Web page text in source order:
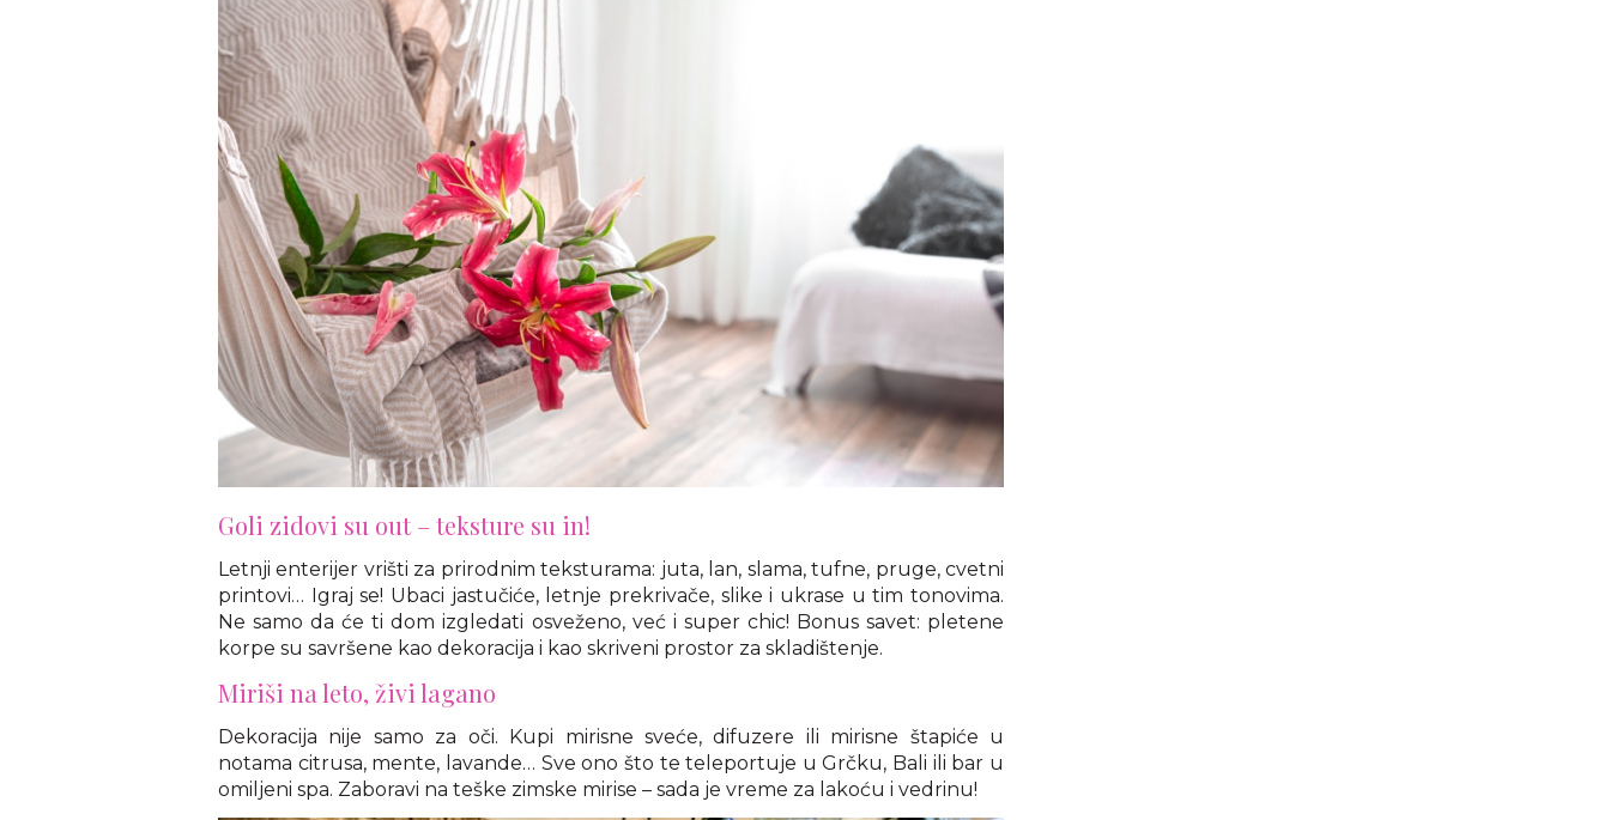
Goli zidovi su out – teksture su in!
Letnji enterijer vrišti za prirodnim teksturama: juta, lan, slama, tufne, pruge, cvetni
printovi… Igraj se! Ubaci jastučiće, letnje prekrivače, slike i ukrase u tim tonovima.
Ne samo da će ti dom izgledati osveženo, već i super chic! Bonus savet: pletene
korpe su savršene kao dekoracija i kao skriveni prostor za skladištenje.
Miriši na leto, živi lagano
Dekoracija nije samo za oči. Kupi mirisne sveće, difuzere ili mirisne štapiće u
notama citrusa, mente, lavande… Sve ono što te teleportuje u Grčku, Bali ili bar u
omiljeni spa. Zaboravi na teške zimske mirise – sada je vreme za lakoću i vedrinu!